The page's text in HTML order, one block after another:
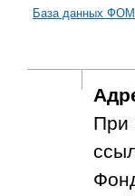
База данных ФОМ
При